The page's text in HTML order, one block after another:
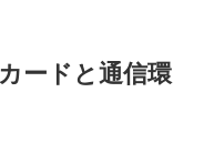
ードと通信環